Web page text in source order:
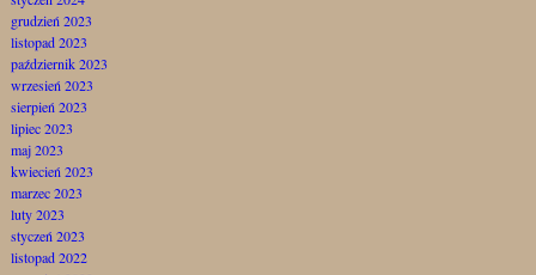
grudzień 2023
listopad 2023
październik 2023
wrzesień 2023
sierpień 2023
lipiec 2023
maj 2023
kwiecień 2023
marzec 2023
luty 2023
styczeń 2023
listopad 2022